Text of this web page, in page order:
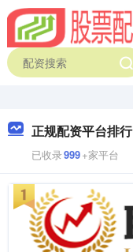
正规配资平台排行
已收录999+家平台